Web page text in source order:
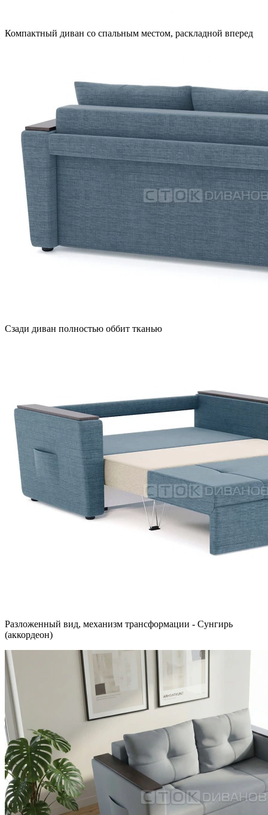
Компактный диван со спальным местом, раскладной вперед
Сзади диван полностью оббит тканью
Разложенный вид, механизм трансформации - Сунгирь
(аккордеон)